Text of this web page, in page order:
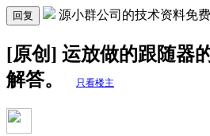
回复 源小群公司的技术资料免
[原创] 运放做的跟随器
解答。
只看楼主